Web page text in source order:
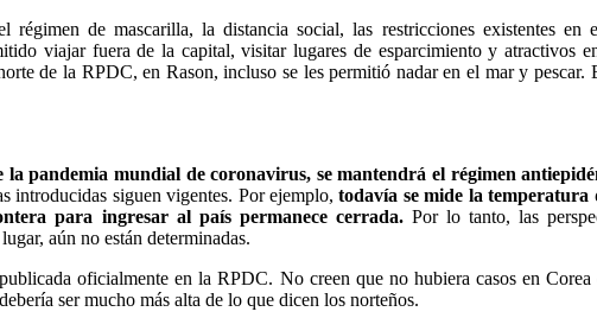
de mascarilla, la distancia social, las restricciones existentes
viajar fuera de la capital, visitar lugares de esparcimiento y atractivos
de la RPDC, en Rason, incluso se les permitió nadar en el mar y pescar.
la pandemia mundial de coronavirus, se mantendrá el régimen
introducidas siguen vigentes. Por ejemplo, todavía se mide la temperatura
para ingresar al país permanece cerrada.Por lo tanto, las
aún no están determinadas.
oficialmente en la RPDC. No creen que no hubiera casos en
ser mucho más alta de lo que dicen los norteños.